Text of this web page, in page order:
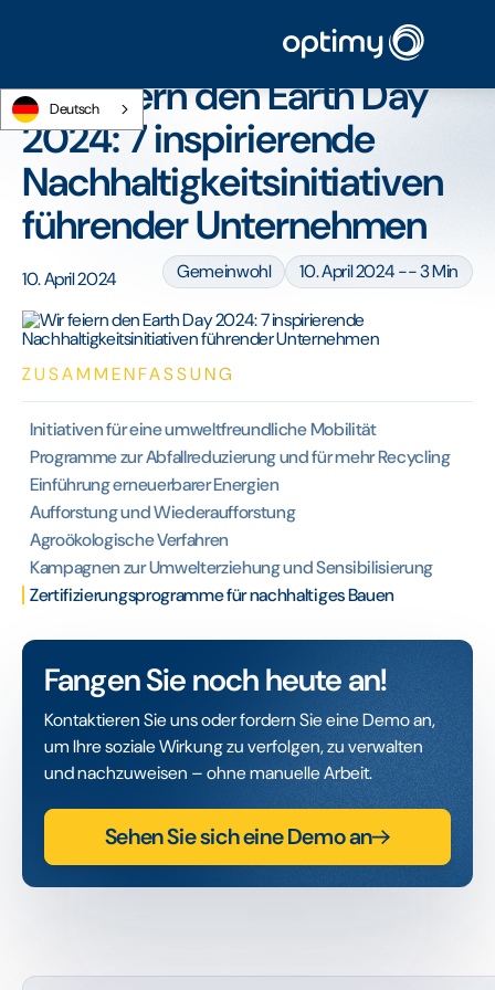
Deutsch
Wir feiern den Earth Day 2024: 7 inspirierende
Nachhaltigkeitsinitiativen führender Unternehmen
Wir feiern den Earth Day
2024: 7 inspirierende
Nachhaltigkeitsinitiativen
führender Unternehmen
10. April 2024 Gemeinwohl 10. April 2024 -- 3 Min
ZUSAMMENFASSUNG
Initiativen für eine umweltfreundliche Mobilität
Programme zur Abfallreduzierung und für mehr Recycling
Einführung erneuerbarer Energien
Aufforstung und Wiederaufforstung
Agroökologische Verfahren
Kampagnen zur Umwelterziehung und Sensibilisierung
Zertifizierungsprogramme für nachhaltiges Bauen
Fangen Sie noch heute an!
Kontaktieren Sie uns oder fordern Sie eine Demo an,
um Ihre soziale Wirkung zu verfolgen, zu verwalten
und nachzuweisen – ohne manuelle Arbeit.
Sehen Sie sich eine Demo an